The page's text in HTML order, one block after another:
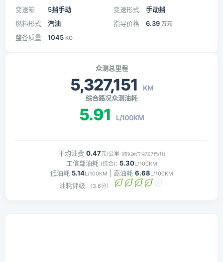
变速箱
5挡手动 变速形式
手动挡
燃料形式
汽油 指导价格 6.39 万元
整备质量 1045 KG
众测总里程
5,327,151 KM
综合路况众测油耗
5.91 L/100KM
平均油费 0.47元/公里 (按92#汽油7.97元/升)
工信部油耗 (综合): 5.30L/100KM
低油耗 5.14L/100KM | 高油耗 6.68L/100KM
油耗评级: （3.6分）